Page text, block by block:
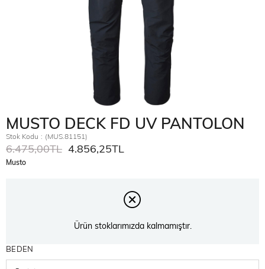
MUSTO DECK FD UV PANTOLON
Stok Kodu (MUS.81151)
6.475,00TL 4.856,25TL
Musto
Ürün stoklarımızda kalmamıştır.
BEDEN